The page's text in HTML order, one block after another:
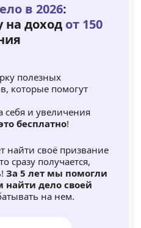
в 2026:
на доход от 150
полезных
которые помогут
себя и увеличения
бесплатно!
найти своё призвание
сразу получается,
За 5 лет мы помогли
найти дело своей
на нем.